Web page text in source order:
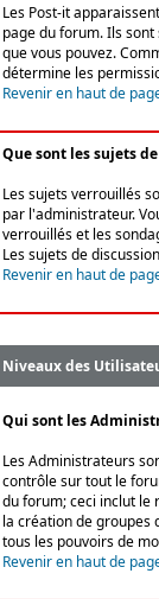
Les Post-it
page du forum. Ils
que vous pouvez.
détermine les
Revenir en haut de
Que sont les sujets
Les sujets verrouillés
par l'administrateur.
verrouillés et les
Les sujets de
Revenir en haut de
Niveaux des
Qui sont les
Les Administrateurs
contrôle sur tout le
du forum; ceci inclut le
la création de groupes
tous les pouvoirs de
Revenir en haut de